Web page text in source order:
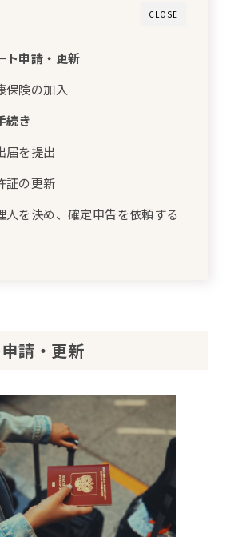
CLOSE
ト申請・更新
保険の加入
続き
届を提出
証の更新
人を決め、確定申告を依頼する
請・更新